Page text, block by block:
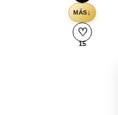
MÁS↓
♡
15